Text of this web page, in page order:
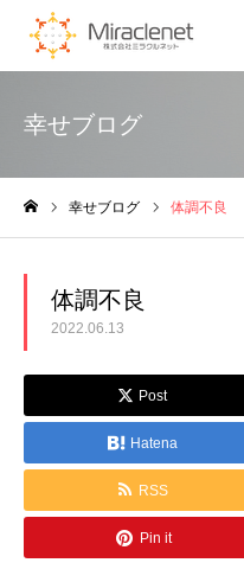
幸せブログ
幸せブログ 体調不良
体調不良
2022.06.13
Post
Hatena
RSS
Pin it